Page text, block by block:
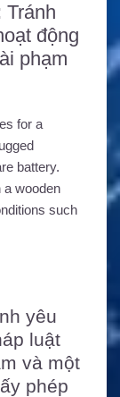
Tránh
động
phạm
yêu
luật
và một
phép